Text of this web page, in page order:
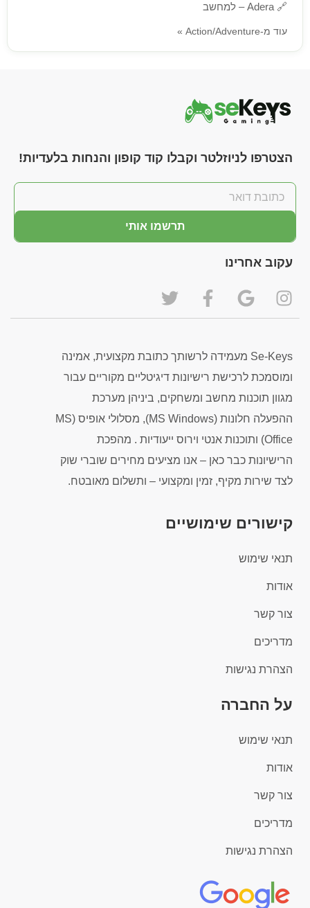
🔗Adera – למחשב
עוד מ-Action/Adventure »
הצטרפו לניוזלטר וקבלו קוד קופון והנחות בלעדיות!
תרשמו אותי
עקוב אחרינו
Se-Keys מעמידה לרשותך כתובת מקצועית, אמינה
ומוסמכת לרכישת רישיונות דיגיטליים מקוריים עבור
מגוון תוכנות מחשב ומשחקים, ביניהן מערכת
ההפעלה חלונות (MS Windows), מסלולי אופיס (MS
Office) ותוכנות אנטי וירוס ייעודיות . מהפכת
הרישיונות כבר כאן – אנו מציעים מחירים שוברי שוק
לצד שירות מקיף, זמין ומקצועי – ותשלום מאובטח.
קישורים שימושיים
תנאי שימוש
אודות
צור קשר
מדריכים
הצהרת נגישות
על החברה
תנאי שימוש
אודות
צור קשר
מדריכים
הצהרת נגישות